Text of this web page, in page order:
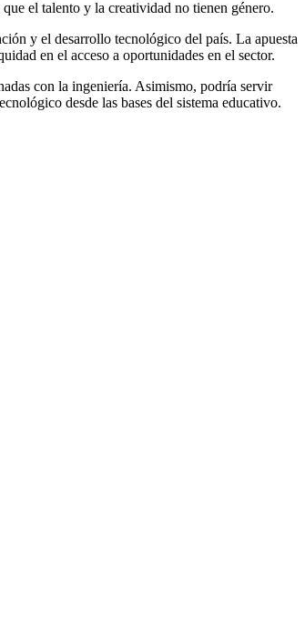
el talento y la creatividad no tienen género.
y el desarrollo tecnológico del país. La apuesta
en el acceso a oportunidades en el sector.
con la ingeniería. Asimismo, podría servir
desde las bases del sistema educativo.